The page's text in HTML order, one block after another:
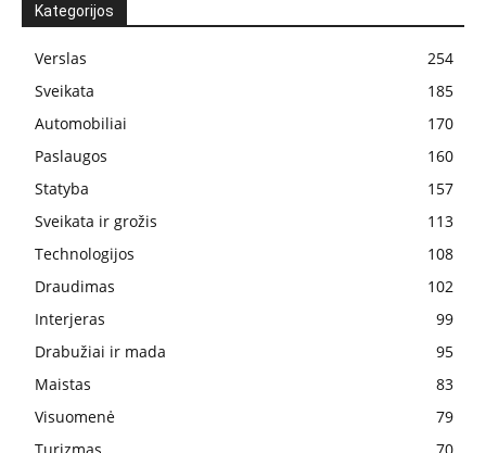
Kategorijos
Verslas
254
Sveikata
185
Automobiliai
170
Paslaugos
160
Statyba
157
Sveikata ir grožis
113
Technologijos
108
Draudimas
102
Interjeras
99
Drabužiai ir mada
95
Maistas
83
Visuomenė
79
Turizmas
70